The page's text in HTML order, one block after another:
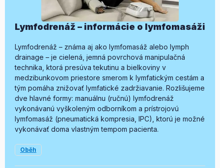
Lymfodrenáž – informácie o lymfomasáži
Lymfodrenáž – známa aj ako lymfomasáž alebo lymph
drainage – je cielená, jemná povrchová manipulačná
technika, ktorá presúva tekutinu a bielkoviny v
medzibunkovom priestore smerom k lymfatickým cestám a
tým pomáha znižovať lymfatické zadržiavanie. Rozlišujeme
dve hlavné formy: manuálnu (ručnú) lymfodrenáž
vykonávanú vyškoleným odborníkom a prístrojovú
lymfomasáž (pneumatická kompresia, IPC), ktorú je možné
vykonávať doma vlastným tempom pacienta.
Oběh